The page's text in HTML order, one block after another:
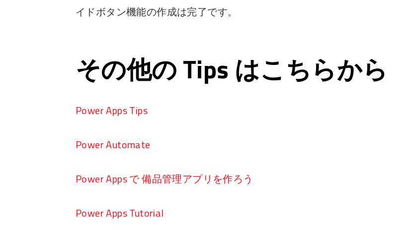
イドボタン機能の作成は完了です。
その他の Tips はこちらから
Power Apps Tips
Power Automate
Power Apps で 備品管理アプリを作ろう
Power Apps Tutorial